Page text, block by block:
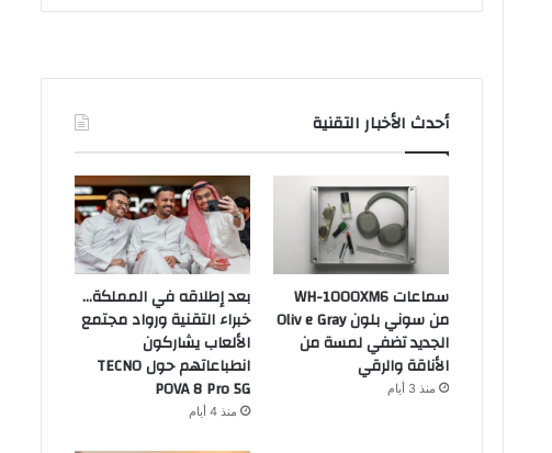
أحدث الأخبار التقنية
سماعات WH-1000XM6
من سوني بلون Oliv e Gray
الجديد تضفي لمسة من
الأناقة والرقي
منذ 3 أيام
بعد إطلاقه في المملكة…
خبراء التقنية ورواد مجتمع
الألعاب يشاركون
انطباعاتهم حول TECNO
POVA 8 Pro 5G
منذ 4 أيام